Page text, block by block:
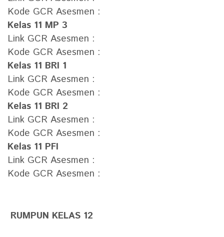
Kode GCR Asesmen :
Kelas 11 MP 3
Link GCR Asesmen :
Kode GCR Asesmen :
Kelas 11 BRI 1
Link GCR Asesmen :
Kode GCR Asesmen :
Kelas 11 BRI 2
Link GCR Asesmen :
Kode GCR Asesmen :
Kelas 11 PFI
Link GCR Asesmen :
Kode GCR Asesmen :
RUMPUN KELAS 12